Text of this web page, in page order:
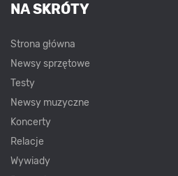
NA SKRÓTY
Strona główna
Newsy sprzętowe
Testy
Newsy muzyczne
Koncerty
Relacje
Wywiady